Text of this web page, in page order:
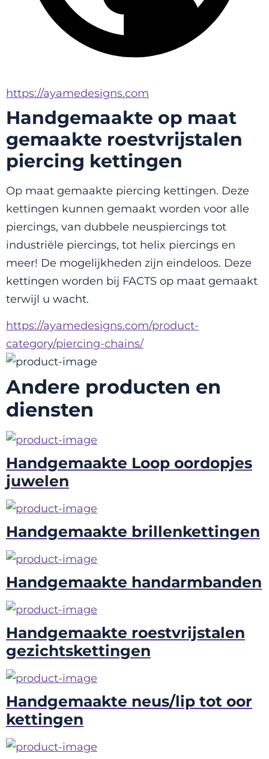
https://ayamedesigns.com
Handgemaakte op maat
gemaakte roestvrijstalen
piercing kettingen
Op maat gemaakte piercing kettingen. Deze
kettingen kunnen gemaakt worden voor alle
piercings, van dubbele neuspiercings tot
industriële piercings, tot helix piercings en
meer! De mogelijkheden zijn eindeloos. Deze
kettingen worden bij FACTS op maat gemaakt
terwijl u wacht.
https://ayamedesigns.com/product-
category/piercing-chains/
Andere producten en
diensten
Handgemaakte Loop oordopjes
juwelen
Handgemaakte brillenkettingen
Handgemaakte handarmbanden
Handgemaakte roestvrijstalen
gezichtskettingen
Handgemaakte neus/lip tot oor
kettingen